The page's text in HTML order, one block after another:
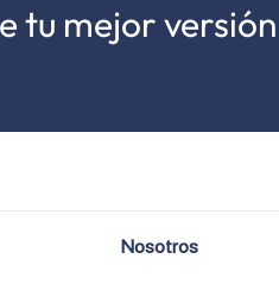
tu mejor versión
Nosotros